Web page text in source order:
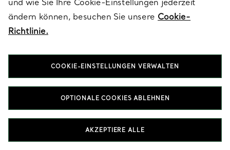
KUNDENSERVICE
SERVICES
und wie Sie Ihre Cookie-Einstellungen jederzeit
ändern können, besuchen Sie unsere Cookie-
Richtlinie.
COOKIE-EINSTELLUNGEN VERWALTEN
OPTIONALE COOKIES ABLEHNEN
AKZEPTIERE ALLE